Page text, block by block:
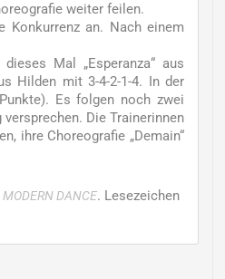
weiter feilen.
Konkurrenz an. Nach einem
Mal „Esperanza“ aus
Hilden mit 3-4-2-1-4. In der
Es folgen noch zwei
Die Trainerinnen
ihre Choreografie „Demain“
DANCE. Lesezeichen